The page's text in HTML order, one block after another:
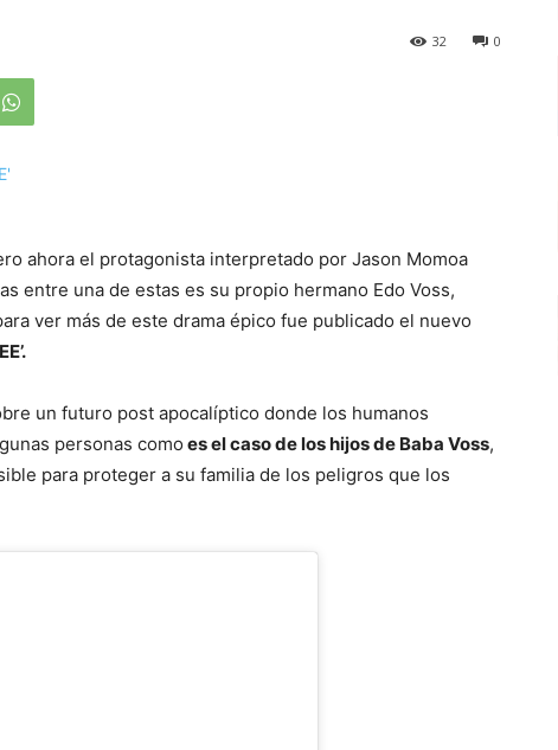
0
32
ahora el protagonista interpretado por Jason Momoa
entre una de estas es su propio hermano Edo Voss,
ver más de este drama épico fue publicado el nuevo
un futuro post apocalíptico donde los humanos
personas como es el caso de los hijos de Baba Voss,
para proteger a su familia de los peligros que los